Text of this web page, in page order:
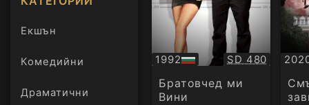
Екшън
Комедийни
Драматични
1992
БГ
аудио
Качество:
SD 480
Братовчед ми
Вини
БГ